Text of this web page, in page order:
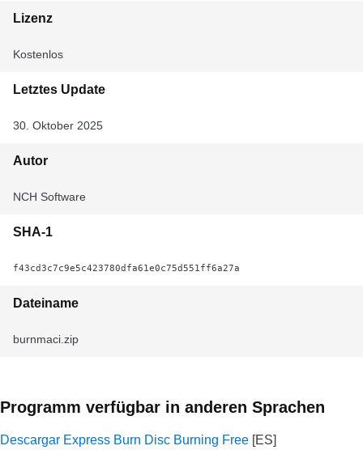
Lizenz
Kostenlos
Letztes Update
30. Oktober 2025
Autor
NCH Software
SHA-1
f43cd3c7c9e5c423780dfa61e0c75d551ff6a27a
Dateiname
burnmaci.zip
Programm verfügbar in anderen Sprachen
Descargar Express Burn Disc Burning Free